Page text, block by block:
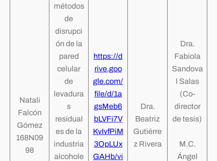
Natali
Falcón
Gómez
168N09
98
métodos
de
disrupci
ón de la
pared
celular
de
levadura
s
residual
es de la
industria
alcohole
https://d
rive.goo
gle.com/
file/d/1a
gsMeb6
bLVFi7V
KvIvfPiM
3OpLUx
GAHb/vi
Dra.
Beatriz
Gutiérre
z Rivera
Dra.
Fabiola
Sandova
l Salas
(Co-
director
de tesis)
M.C.
Ángel